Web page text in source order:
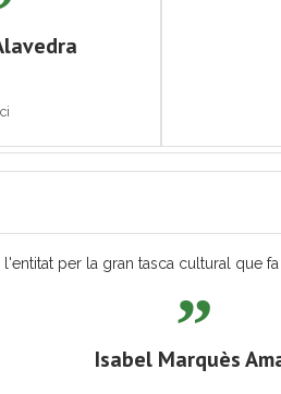
per la gran tasca cultural que fa
Isabel Marquès